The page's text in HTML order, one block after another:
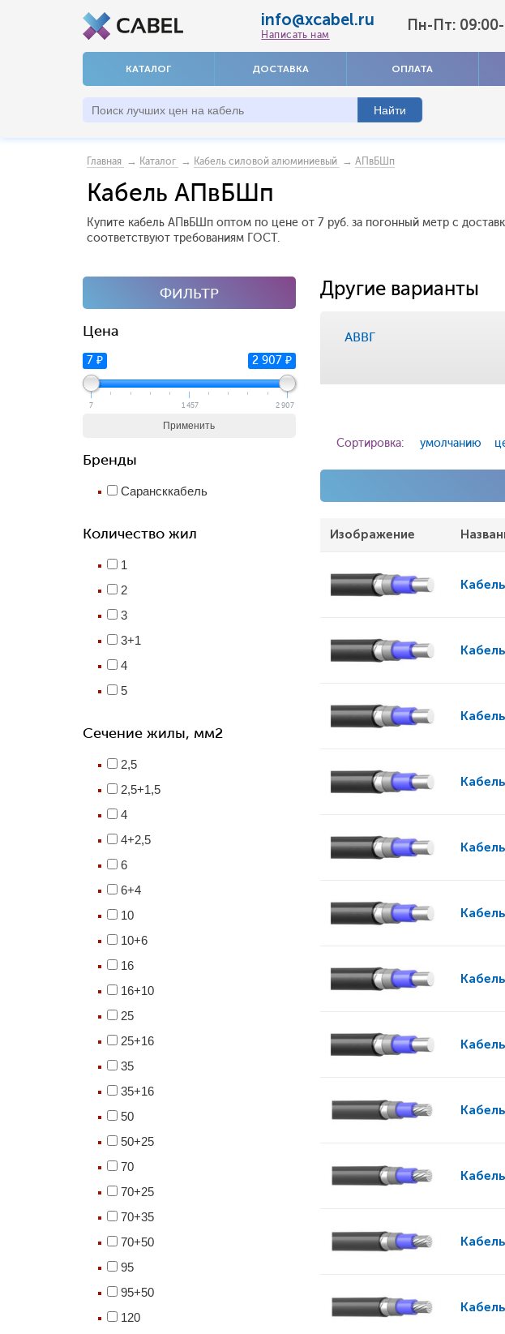
info@xcabel.ru
Написать нам
Пн-Пт:
КАТАЛОГ ДОСТАВКА ОПЛАТА
Главная → Каталог → Кабель силовой алюминиевый → АПвБШп
Кабель АПвБШп
Купите кабель АПвБШп оптом по цене от 7 руб. за погонный метр с
соответствуют требованиям ГОСТ.
ФИЛЬТР
Цена
7 ₽ 2 907 ₽
7 1 457 2 907
Применить
Бренды
Сарансккабель
Количество жил
1
2
3
3+1
4
5
Сечение жилы, мм2
2,5
2,5+1,5
4
4+2,5
6
6+4
10
10+6
16
16+10
25
25+16
35
35+16
50
50+25
70
70+25
70+35
70+50
95
95+50
120
Другие варианты
АВВГ
Сортировка: умолчанию
Изображение
Кабель
Кабель
Кабель
Кабель
Кабель
Кабель
Кабель
Кабель
Кабель
Кабель
Кабель
Кабель